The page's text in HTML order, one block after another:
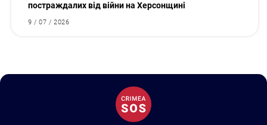
постраждалих від війни на Херсонщині
9 / 07 / 2026